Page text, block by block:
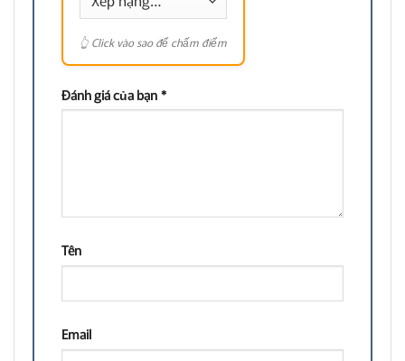
Đánh giá của bạn*
Tên
Email